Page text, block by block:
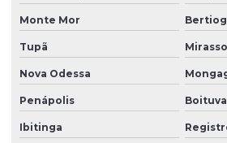
Monte Mor
Tupã Mirassol
Nova Odessa
Penápolis Boituva
Ibitinga